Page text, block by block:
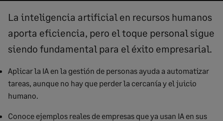
La inteligencia artificial en recursos humanos
aporta eficiencia, pero el toque personal sigue
siendo fundamental para el éxito empresarial.
Aplicar la IA en la gestión de personas ayuda a automatizar
tareas, aunque no hay que perder la cercanía y el juicio
humano.
Conoce ejemplos reales de empresas que ya usan IA en sus